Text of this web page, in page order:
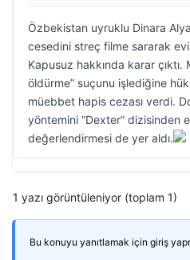
Özbekistan uyruklu Dinara
cesedini streç filme sararak
Kapusuz hakkında karar çıktı.
öldürme” suçunu işlediğine
müebbet hapis cezası verdi.
yöntemini “Dexter” dizisinden
değerlendirmesi de yer aldı.
1 yazı görüntüleniyor (toplam 1)
Bu konuyu yanıtlamak için giriş